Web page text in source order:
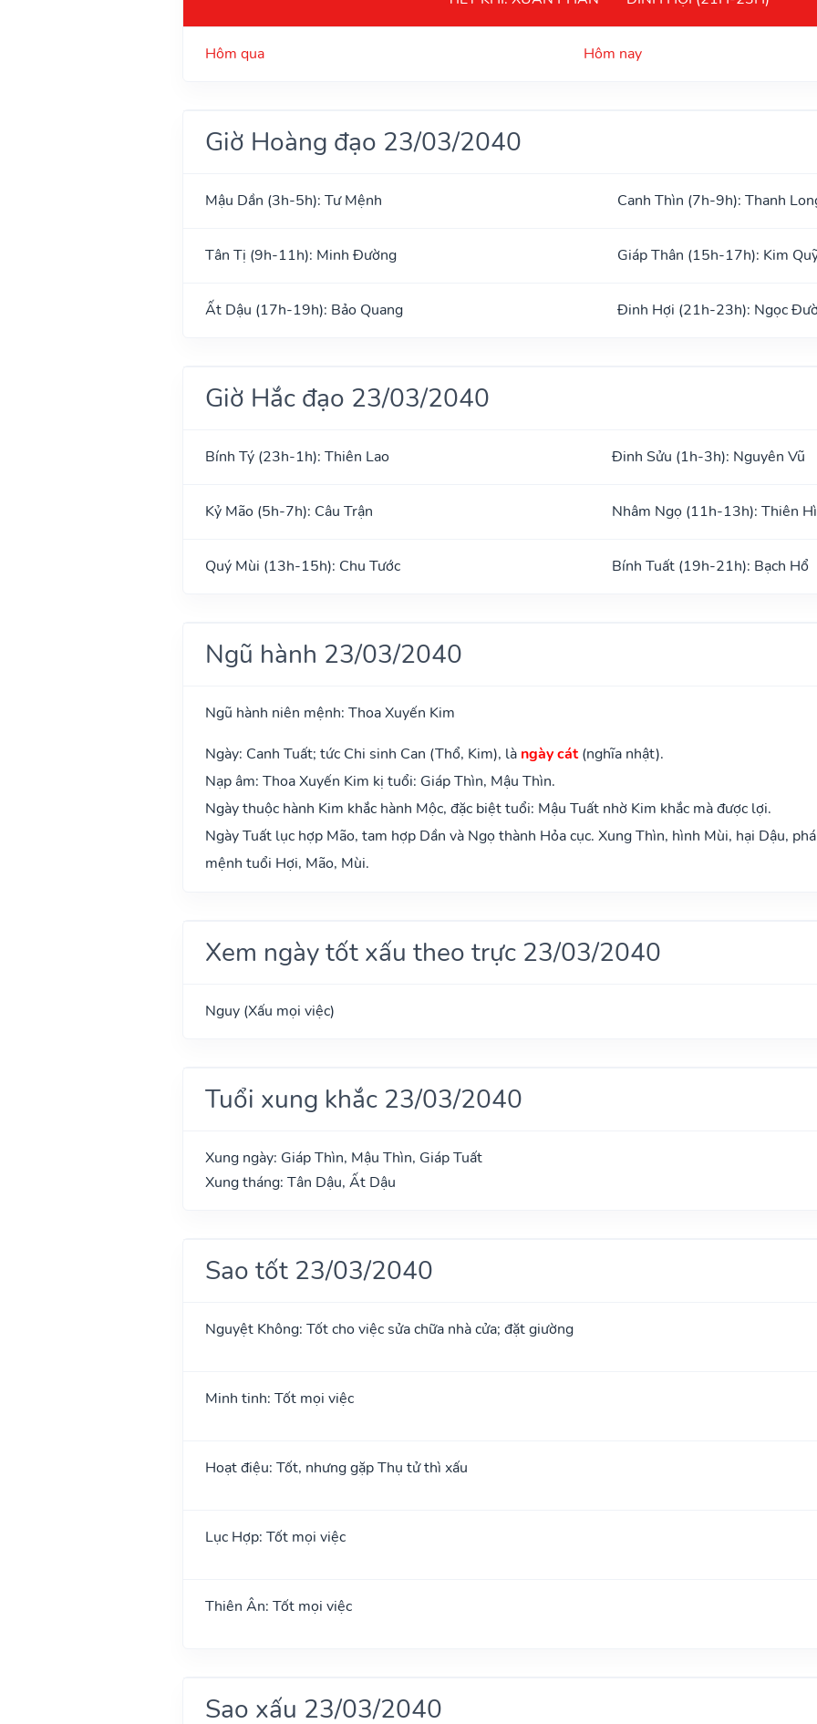
Hôm qua Hôm nay
Giờ Hoàng đạo 23/03/2040
Mậu Dần (3h-5h): Tư Mệnh Canh Thìn (7h-9h): Thanh
Tân Tị (9h-11h): Minh Đường Giáp Thân (15h-17h): Kim
Ất Dậu (17h-19h): Bảo Quang Đinh Hợi (21h-23h): Ngọc
Giờ Hắc đạo 23/03/2040
Bính Tý (23h-1h): Thiên Lao Đinh Sửu (1h-3h): Nguyên Vũ
Kỷ Mão (5h-7h): Câu Trận Nhâm Ngọ (11h-13h): Thiên
Quý Mùi (13h-15h): Chu Tước Bính Tuất (19h-21h): Bạch Hổ
Ngũ hành 23/03/2040
Ngũ hành niên mệnh: Thoa Xuyến Kim
Ngày: Canh Tuất; tức Chi sinh Can (Thổ, Kim), là ngày cát(nghĩa nhật).
Nạp âm: Thoa Xuyến Kim kị tuổi: Giáp Thìn, Mậu Thìn.
Ngày thuộc hành Kim khắc hành Mộc, đặc biệt tuổi: Mậu Tuất nhờ Kim khắc mà được lợi.
Ngày Tuất lục hợp Mão, tam hợp Dần và Ngọ thành Hỏa cục. Xung Thìn, hình Mùi, hại Dậu,
mệnh tuổi Hợi, Mão, Mùi.
Xem ngày tốt xấu theo trực 23/03/2040
Nguy (Xấu mọi việc)
Tuổi xung khắc 23/03/2040
Xung ngày: Giáp Thìn, Mậu Thìn, Giáp Tuất
Xung tháng: Tân Dậu, Ất Dậu
Sao tốt 23/03/2040
Nguyệt Không: Tốt cho việc sửa chữa nhà cửa; đặt giường
Minh tinh: Tốt mọi việc
Hoạt điệu: Tốt, nhưng gặp Thụ tử thì xấu
Lục Hợp: Tốt mọi việc
Thiên Ân: Tốt mọi việc
Sao xấu 23/03/2040